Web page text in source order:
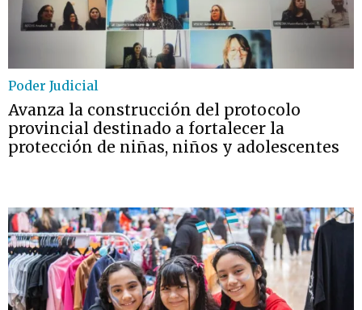
Poder Judicial
Avanza la construcción del protocolo
provincial destinado a fortalecer la
protección de niñas, niños y adolescentes